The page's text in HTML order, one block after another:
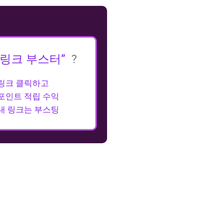
크 부스터” ?
크 클릭하고
인트 적립 수익
링크는 부스팅